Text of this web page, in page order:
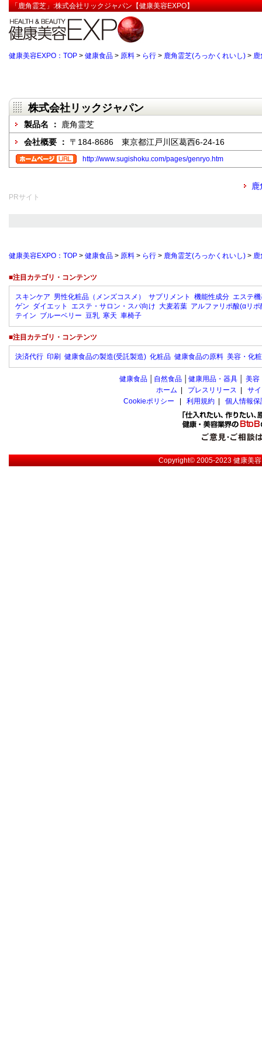
「鹿角霊芝」:株式会社リックジャパン【健康美容EXPO】
健康美容EXPO：TOP > 健康食品 > 原料 > ら行 > 鹿角霊芝(ろっかくれいし) > 鹿
株式会社リックジャパン
製品名 ：
鹿角霊芝
会社概要 ： 〒184-8686 東京都江戸川区葛西6-24-16
http://www.sugishoku.com/pages/genryo.htm
PRサイト
健康美容EXPO：TOP > 健康食品 > 原料 > ら行 > 鹿角霊芝(ろっかくれいし) > 鹿
■注目カテゴリ・コンテンツ
スキンケア 男性化粧品（メンズコスメ） サプリメント 機能性成分 エステ
ゲン ダイエット エステ・サロン・スパ向け 大麦若葉 アルファリポ酸(αリポ
テイン ブルーベリー 豆乳 寒天 車椅子
■注目カテゴリ・コンテンツ
決済代行 印刷 健康食品の製造(受託製造) 化粧品 健康食品の原料 美容・化
健康食品 自然食品 健康用品・器具 美容
ホーム
プレスリリース
サ
Cookieポリシー
利用規約 個人情報
Copyright© 2005-2023健康美